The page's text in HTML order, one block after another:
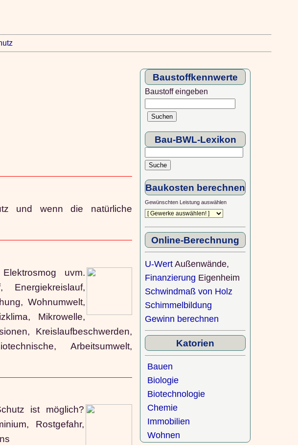
und wenn die natürliche
uvm.
Energiekreislauf,
Wohnumwelt,
Mikrowelle,
Kreislaufbeschwerden,
Arbeitsumwelt,
ist möglich?
Rostgefahr,
Baustoffkennwerte
Baustoff eingeben
Bau-BWL-Lexikon
Baukosten berechnen
Gewünschten Leistung auswählen
Online-Berechnung
U-Wert Außenwände,
Finanzierung Eigenheim
Schwindmaß von Holz
Schimmelbildung
Gewinn berechnen
Katorien
Bauen
Biologie
Biotechnologie
Chemie
Immobilien
Wohnen